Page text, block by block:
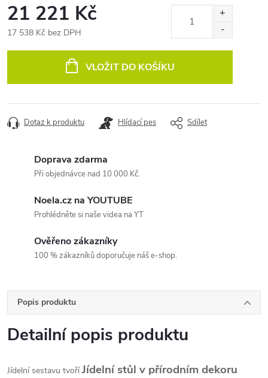
21 221 Kč
17 538 Kč bez DPH
VLOŽIT DO KOŠÍKU
Dotaz k produktu Hlídací pes Sdílet
Doprava zdarma
Při objednávce nad 10 000 Kč.
Noela.cz na YOUTUBE
Prohlédněte si naše videa na YT
Ověřeno zákazníky
100 % zákazníků doporučuje náš e-shop.
Popis produktu
Detailní popis produktu
Jídelní sestavu tvoříJídelní stůl v přírodním dekoru